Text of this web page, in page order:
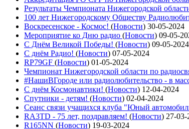
Результаты Чемпионата Нижегородской
100 лет Нижегородскому Обществу
Воскресенское - Космос! (Новости) 30-05-2024
Мероприятие ко Дню радио (Новости) 09-05-
С Днём Великой Победы! (Новости) 09-05-2024
С днём Радио! (Новости) 07-05-2024
RP79GF (Новости) 01-05-2024
Чемпионат Нижегородской области по
#НашиВГороде или радиолюбительство - в
С днём Космонавтики! (Новости) 12-04-2024
Спутники - детям! (Новости) 02-04-2024
Сеанс связи учащихся клуба "Юный
RA3TD - 75 лет, поздравляем! (Новости) 27-03-
R165NN (Новости) 19-03-2024